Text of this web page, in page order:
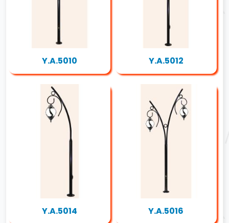
Y.A.5010 Y.A.5012
Y.A.5014 Y.A.5016